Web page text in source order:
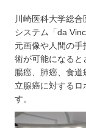
川崎医科大学総
システム「da
元画像や人間の
術が可能になる
腸癌、肺癌、食
立腺癌に対する
す。